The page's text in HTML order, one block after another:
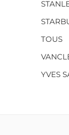
TOUS
YVES